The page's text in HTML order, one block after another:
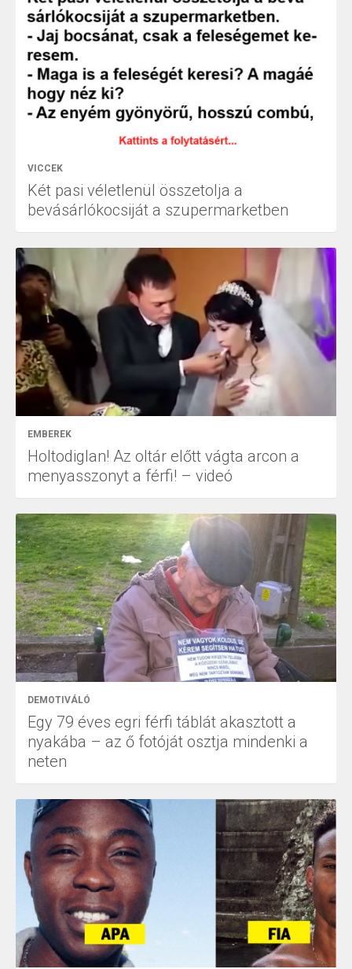
VICCEK
Két pasi véletlenül összetolja a
bevásárlókocsiját a szupermarketben
EMBEREK
Holtodiglan! Az oltár előtt vágta arcon a
menyasszonyt a férfi! – videó
DEMOTIVÁLÓ
Egy 79 éves egri férfi táblát akasztott a
nyakába – az ő fotóját osztja mindenki a
neten